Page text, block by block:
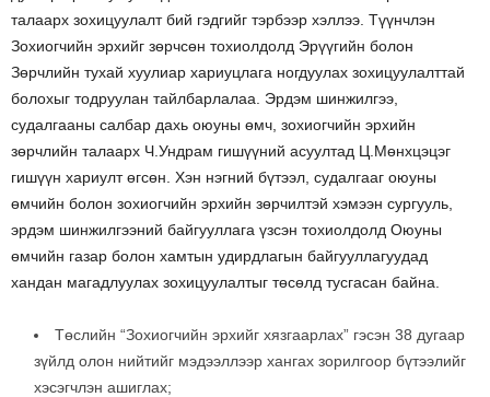
талаарх зохицуулалт бий гэдгийг тэрбээр хэллээ. Түүнчлэн
Зохиогчийн эрхийг зөрчсөн тохиолдолд Эрүүгийн болон
Зөрчлийн тухай хуулиар хариуцлага ногдуулах зохицуулалттай
болохыг тодруулан тайлбарлалаа. Эрдэм шинжилгээ,
судалгааны салбар дахь оюуны өмч, зохиогчийн эрхийн
зөрчлийн талаарх Ч.Ундрам гишүүний асуултад Ц.Мөнхцэцэг
гишүүн хариулт өгсөн. Хэн нэгний бүтээл, судалгааг оюуны
өмчийн болон зохиогчийн эрхийн зөрчилтэй хэмээн сургууль,
эрдэм шинжилгээний байгууллага үзсэн тохиолдолд Оюуны
өмчийн газар болон хамтын удирдлагын байгууллагуудад
хандан магадлуулах зохицуулалтыг төсөлд тусгасан байна.
Төслийн “Зохиогчийн эрхийг хязгаарлах” гэсэн 38 дугаар
зүйлд олон нийтийг мэдээллээр хангах зорилгоор бүтээлийг
хэсэгчлэн ашиглах;